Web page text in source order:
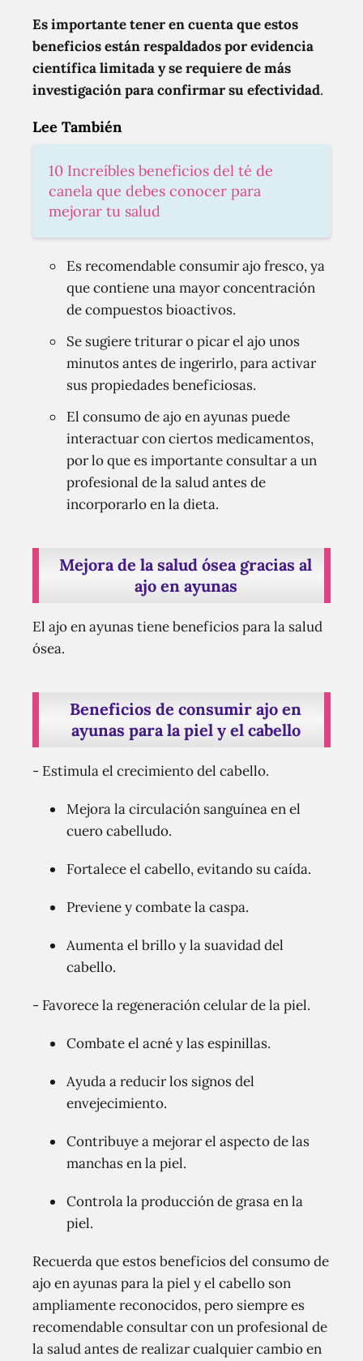
Es importante tener en cuenta que estos
beneficios están respaldados por evidencia
científica limitada y se requiere de más
investigación para confirmar su efectividad.
Lee También
10 Increíbles beneficios del té de
canela que debes conocer para
mejorar tu salud
Es recomendable consumir ajo fresco, ya
que contiene una mayor concentración
de compuestos bioactivos.
Se sugiere triturar o picar el ajo unos
minutos antes de ingerirlo, para activar
sus propiedades beneficiosas.
El consumo de ajo en ayunas puede
interactuar con ciertos medicamentos,
por lo que es importante consultar a un
profesional de la salud antes de
incorporarlo en la dieta.
Mejora de la salud ósea gracias al
ajo en ayunas
El ajo en ayunas tiene beneficios para la salud
ósea.
Beneficios de consumir ajo en
ayunas para la piel y el cabello
- Estimula el crecimiento del cabello.
Mejora la circulación sanguínea en el
cuero cabelludo.
Fortalece el cabello, evitando su caída.
Previene y combate la caspa.
Aumenta el brillo y la suavidad del
cabello.
- Favorece la regeneración celular de la piel.
Combate el acné y las espinillas.
Ayuda a reducir los signos del
envejecimiento.
Contribuye a mejorar el aspecto de las
manchas en la piel.
Controla la producción de grasa en la
piel.
Recuerda que estos beneficios del consumo de
ajo en ayunas para la piel y el cabello son
ampliamente reconocidos, pero siempre es
recomendable consultar con un profesional de
la salud antes de realizar cualquier cambio en